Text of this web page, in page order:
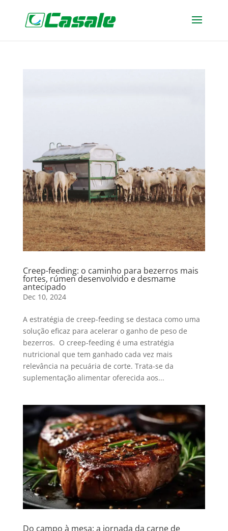
Creep-feeding: o caminho para bezerros mais
fortes, rúmen desenvolvido e desmame
antecipado
Dec 10, 2024
A estratégia de creep-feeding se destaca como uma
solução eficaz para acelerar o ganho de peso de
bezerros. O creep-feeding é uma estratégia
nutricional que tem ganhado cada vez mais
relevância na pecuária de corte. Trata-se da
suplementação alimentar oferecida aos...
Do campo à mesa: a jornada da carne de